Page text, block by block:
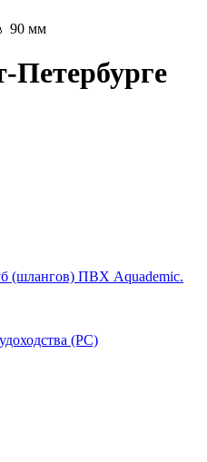
90 мм
(шлангов) ПВХ Aquademic.
(РС)